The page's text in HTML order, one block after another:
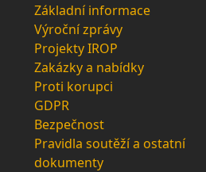
Základní informace
Výroční zprávy
Projekty IROP
Zakázky a nabídky
Proti korupci
GDPR
Bezpečnost
Pravidla soutěží a ostatní
dokumenty